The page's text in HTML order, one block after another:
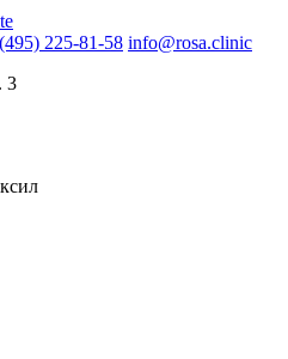
225-81-58 info@rosa.clinic
3